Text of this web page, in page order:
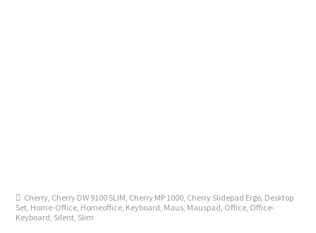
Cherry, Cherry DW 9100 SLIM, Cherry MP 1000, Cherry Slidepad Ergo, Desktop
Set, Home-Office, Homeoffice, Keyboard, Maus, Mauspad, Office, Office-
Keyboard, Silent, Slim